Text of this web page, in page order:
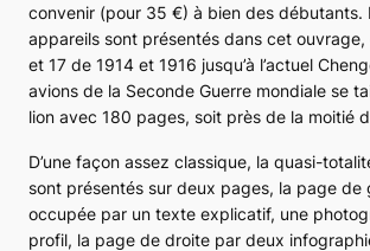
convenir (pour 35 €) à bien des débutants.
appareils sont présentés dans cet ouvrage,
et 17 de 1914 et 1916 jusqu’à l’actuel
avions de la Seconde Guerre mondiale se
lion avec 180 pages, soit près de la moitié
D’une façon assez classique, la quasi-
sont présentés sur deux pages, la page de
occupée par un texte explicatif, une
profil, la page de droite par deux